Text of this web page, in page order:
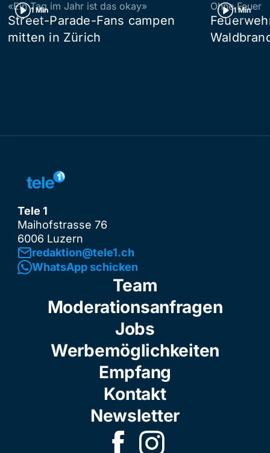
1 Min
«Ein Tag im Jahr ist das okay»
Street-Parade-Fans campen
mitten in Zürich
1 Min
Ohne Feuer
Tele 1
Maihofstrasse 76
6006 Luzern
redaktion@tele1.ch
WhatsApp schicken
Team
Moderationsanfragen
Jobs
Werbemöglichkeiten
Empfang
Kontakt
Newsletter